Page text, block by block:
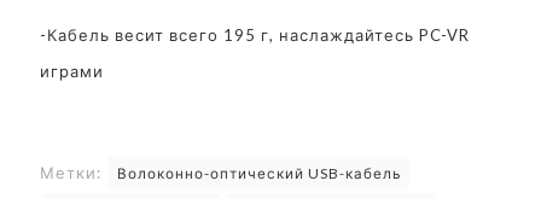
-Кабель весит всего 195 г, наслаждайтесь PC-VR
играми
Метки: Волоконно-оптический USB-кабель